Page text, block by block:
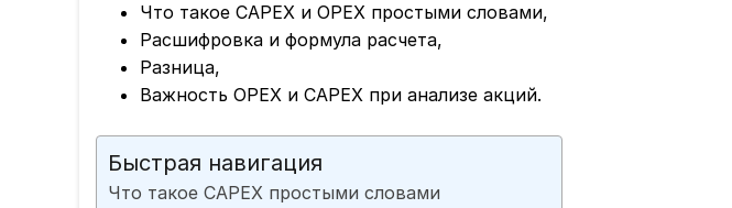
Что такое CAPEX и OPEX простыми словами,
Расшифровка и формула расчета,
Разница,
Важность ОРЕХ и CAPEX при анализе акций.
Быстрая навигация
Что такое CAPEX простыми словами